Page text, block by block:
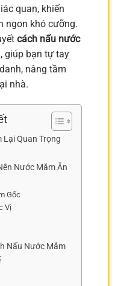
quan, khiến
ngon khó cưỡng.
cách nấu nước
giúp bạn tự tay
nâng tầm
nhà.
Lại Quan Trọng
Nước Mắm Ăn
Gốc
Vị
Nấu Nước Mắm